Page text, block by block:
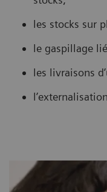
les stocks sur
le gaspillage
les livraisons